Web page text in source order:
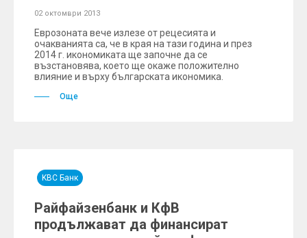
02 октомври 2013
Еврозоната вече излезе от рецесията и
очакванията са, че в края на тази година и през
2014 г. икономиката ще започне да се
възстановява, което ще окаже положително
влияние и върху българската икономика.
Още
KBC Банк
Райфайзенбанк и КфВ
продължават да финансират